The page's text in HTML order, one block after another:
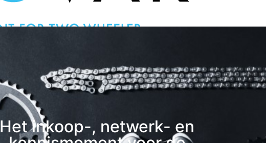
Nieuws Praktische info
Het inkoop-, netwerk- en